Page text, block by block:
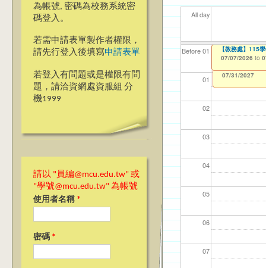
為帳號, 密碼為校務系統密
碼登入。
若需申請表單製作者權限，
請先行登入後填寫申請表單
若登入有問題或是權限有問
題，請洽資網處資服組 分
機1999
請以 "員編@mcu.edu.tw" 或
"學號@mcu.edu.tw" 為帳號
使用者名稱 *
密碼 *
All day
Before 01
01
02
03
04
05
06
07
【資網處】
整合系統～表單
12/31/2027
【財務處】工讀
11/12/2021 to
【財務處】漏打
錄
07/31/2027
114
04/
【學
07/
商品
11/
教務
11/
【教學暨學習資
06/23/2026 to
【教務處】115
07/07/2026 to